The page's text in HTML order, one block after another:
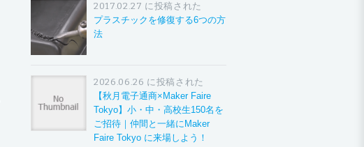
2017.02.27 に投稿された
プラスチックを修復する6つの方
法
2026.06.26 に投稿された
【秋月電子通商×Maker Faire
Tokyo】小・中・高校生150名を
ご招待｜仲間と一緒にMaker
Faire Tokyo に来場しよう！